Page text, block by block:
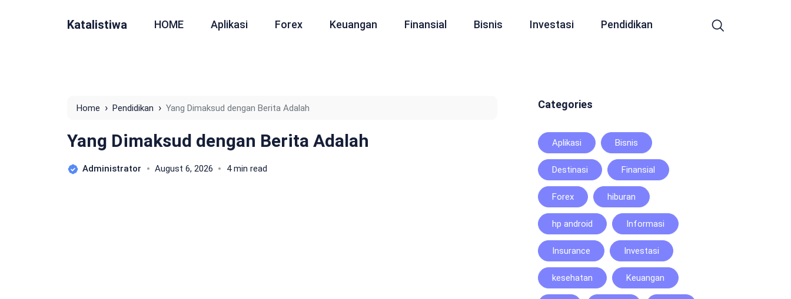
Katalistiwa HOME Aplikasi Forex Keuangan Finansial Bisnis Investasi Pendidikan
Home › Pendidikan › Yang Dimaksud dengan Berita Adalah
Yang Dimaksud dengan Berita Adalah
Administrator August 6, 2026 4 min read
Categories
Aplikasi Bisnis
Destinasi Finansial
Forex hiburan
hp android Informasi
Insurance Investasi
kesehatan Keuangan